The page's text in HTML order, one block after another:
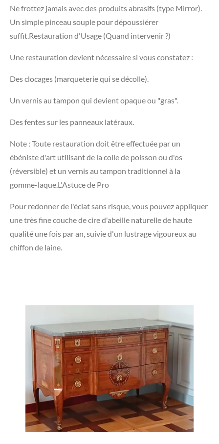
Ne frottez jamais avec des produits abrasifs (type Mirror).
Un simple pinceau souple pour dépoussiérer
suffit.Restauration d'Usage (Quand intervenir ?)
​Une restauration devient nécessaire si vous constatez :
​Des clocages (marqueterie qui se décolle).
​Un vernis au tampon qui devient opaque ou "gras".
​Des fentes sur les panneaux latéraux.
​Note : Toute restauration doit être effectuée par un
ébéniste d'art utilisant de la colle de poisson ou d'os
(réversible) et un vernis au tampon traditionnel à la
gomme-laque.L'Astuce de Pro
​Pour redonner de l'éclat sans risque, vous pouvez appliquer
une très fine couche de cire d'abeille naturelle de haute
qualité une fois par an, suivie d'un lustrage vigoureux au
chiffon de laine.